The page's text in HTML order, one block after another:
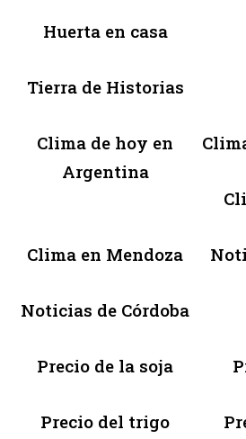
Huerta en casa
Tierra de Historias
Clima de hoy en
Argentina
Clima en Mendoza
Noticias de Córdoba
Precio de la soja
Precio del trigo